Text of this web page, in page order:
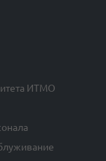
ИТМО